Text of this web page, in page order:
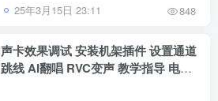
25年3月15日 23:11 848
声卡效果调试 安装机架插件 设置通道
跳线 AI翻唱 RVC变声 教学指导 电脑